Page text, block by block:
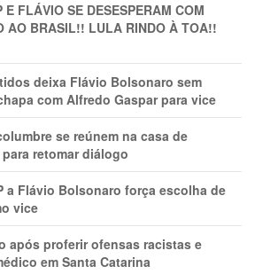
E FLÁVIO SE DESESPERAM COM
AO BRASIL!! LULA RINDO À TOA!!
deixa Flávio Bolsonaro sem
com Alfredo Gaspar para vice
se reúnem na casa de
retomar diálogo
a Flávio Bolsonaro força escolha de
vice
após proferir ofensas racistas e
em Santa Catarina